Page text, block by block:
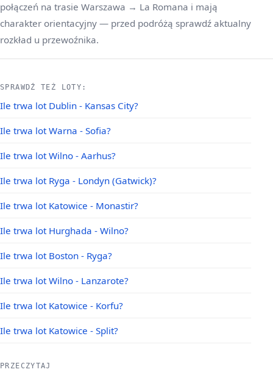
połączeń na trasie Warszawa → La Romana i mają
charakter orientacyjny — przed podróżą sprawdź aktualny
rozkład u przewoźnika.
SPRAWDŹ TEŻ LOTY:
Ile trwa lot Dublin - Kansas City?
Ile trwa lot Warna - Sofia?
Ile trwa lot Wilno - Aarhus?
Ile trwa lot Ryga - Londyn (Gatwick)?
Ile trwa lot Katowice - Monastir?
Ile trwa lot Hurghada - Wilno?
Ile trwa lot Boston - Ryga?
Ile trwa lot Wilno - Lanzarote?
Ile trwa lot Katowice - Korfu?
Ile trwa lot Katowice - Split?
PRZECZYTAJ